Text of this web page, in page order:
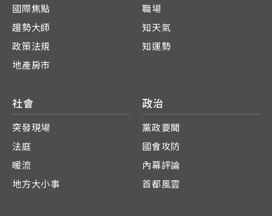
國際焦點
趨勢大師
政策法規
地產房市
職場
知天氣
知運勢
社會
突發現場
法庭
暖流
地方大小事
政治
黨政要聞
國會攻防
內幕評論
首都風雲